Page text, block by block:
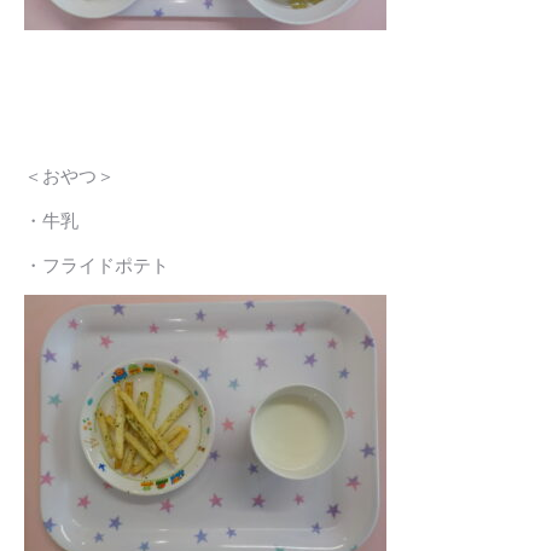
＜おやつ＞
・牛乳
・フライドポテト